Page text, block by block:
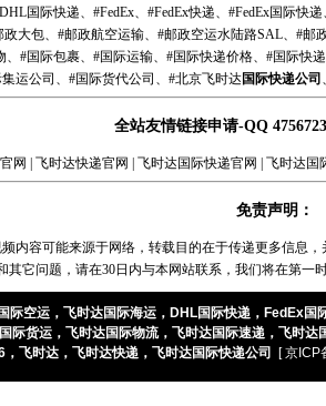
国际快递、#FedEx、#FedEx快递、#FedEx国际快
大包、#邮政航空运输、#邮政空运水陆路SAL、#
、#国际包裹、#国际运输、#国际快递价格、#国际快
集运公司、#国际货代公司、#北京飞时达国际快递公司
全站友情链接申请-QQ
网 飞时达快递官网 飞时达国际快递官网 飞时达国
免责声明：
内容可能来源于网络，转载目的在于传递更多信息
其它问题，请在30日内与本网站联系，我们将在第一
际空运 ， 飞时达国际海运 ， DHL国际快递 ， FedEx国
际货运 ， 飞时达国际物流， 飞时达国际速递 ， 飞时达
飞时达， 飞时达快递， 飞时达国际快递公司 [ 京ICP